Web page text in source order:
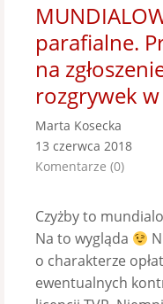
parafialne.
na
rozgrywek
Marta Kosecka
13 czerwca 2018
Komentarze (0)
Czyżby to
Na to wygląda
o charakterze
ewentualnych